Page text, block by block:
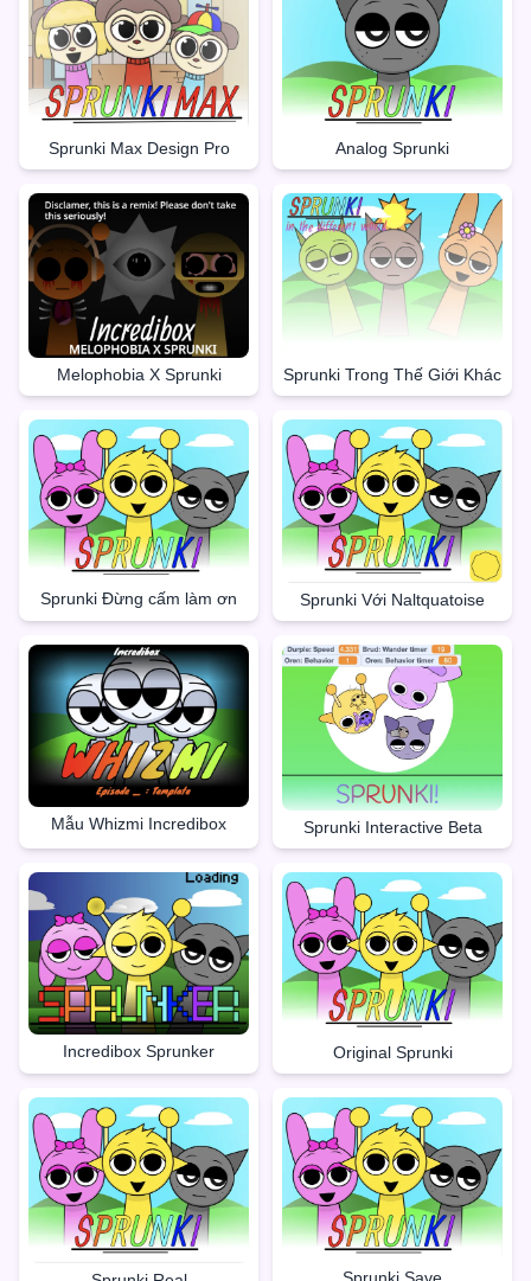
Sprunki Max Design Pro Analog Sprunki
Melophobia X Sprunki Sprunki Trong Thế Giới Khác
Sprunki Đừng cấm làm ơn Sprunki Với Naltquatoise
Mẫu Whizmi Incredibox Sprunki Interactive Beta
Incredibox Sprunker Original Sprunki
Sprunki Save